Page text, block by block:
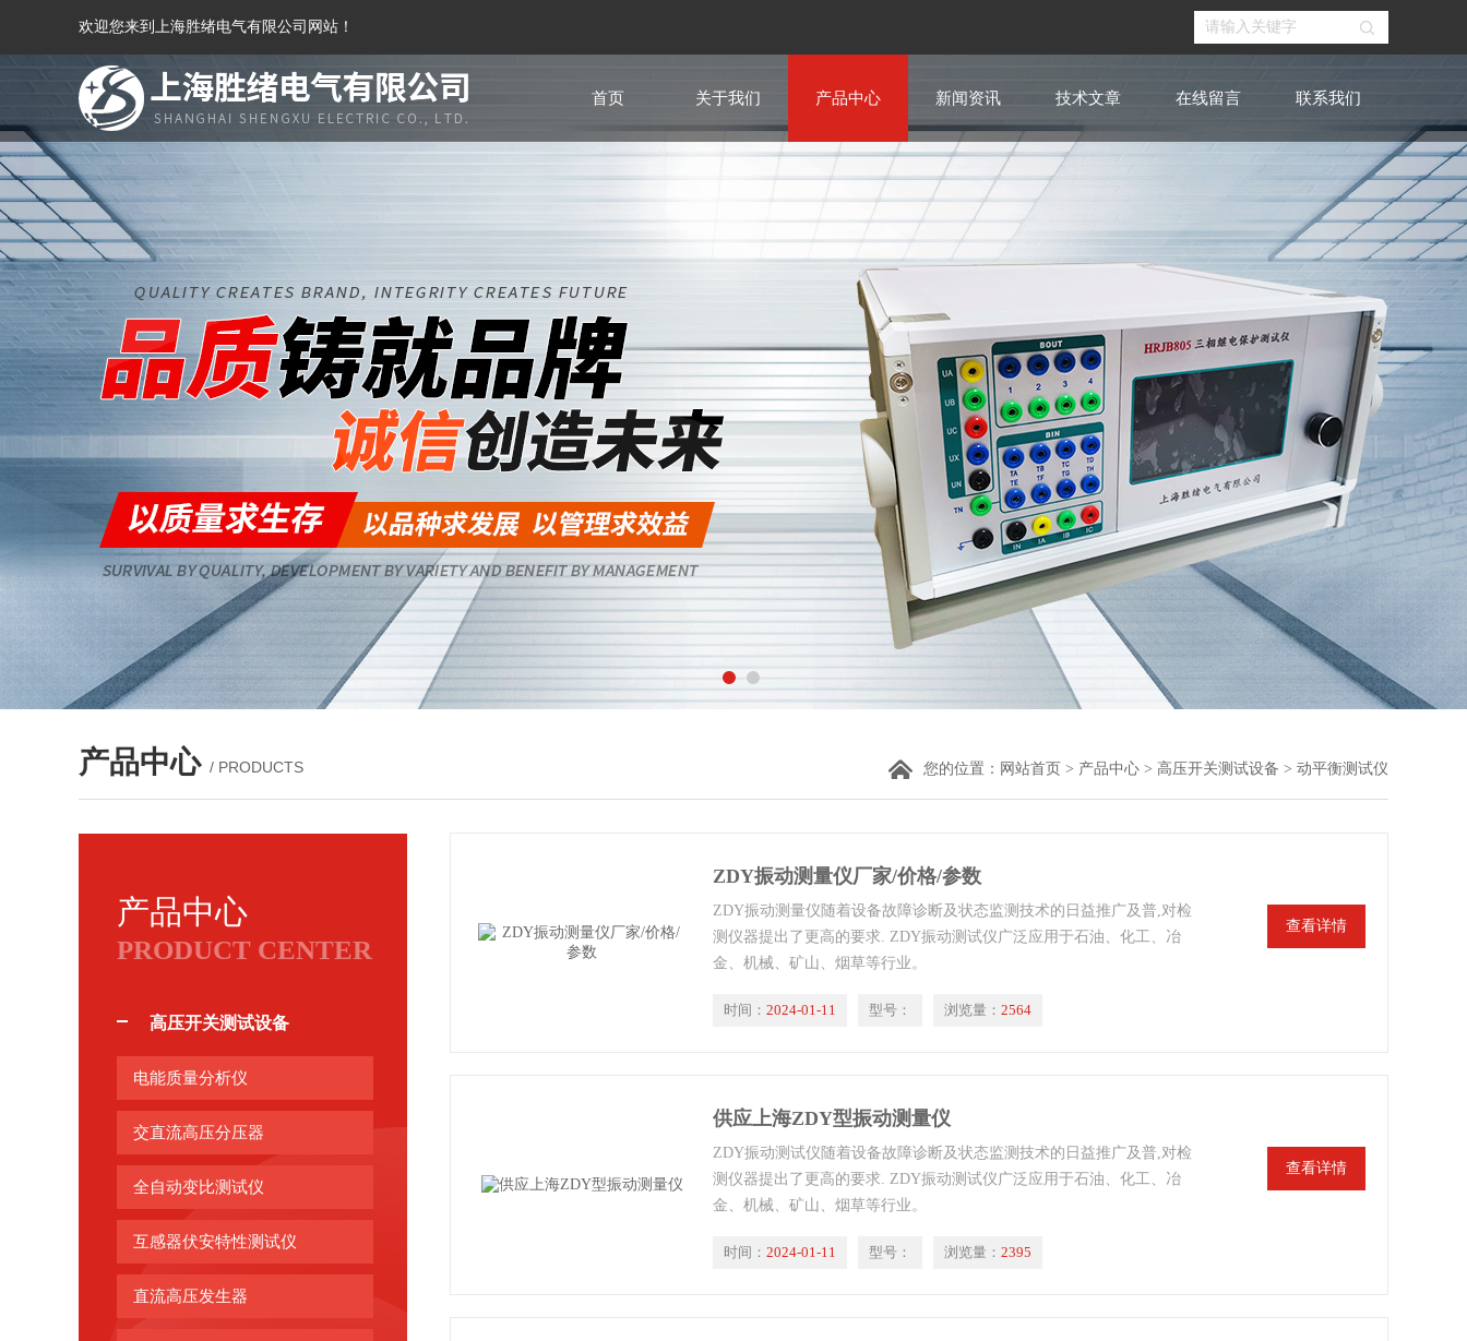
欢迎您来到上海胜绪电气有限公司网站！
首页 关于我们 产品中心 新闻资讯 技术文章 在线留言 联系我们
产品中心 / PRODUCTS 您的位置： 网站首页 > 产品中心 > 高压开关测试设备 > 动平衡测试仪
产品中心
PRODUCT CENTER
高压开关测试设备
电能质量分析仪
交直流高压分压器
全自动变比测试仪
互感器伏安特性测试仪
直流高压发生器
ZDY振动测量仪厂家/价格/参数
ZDY振动测量仪随着设备故障诊断及状态监测技术的日益推广及普,对检
测仪器提出了更高的要求. ZDY振动测试仪广泛应用于石油、化工、冶
金、机械、矿山、烟草等行业。
时间： 2024-01-11 型号： 浏览量： 2564
查看详情
供应上海ZDY型振动测量仪
ZDY振动测试仪随着设备故障诊断及状态监测技术的日益推广及普,对检
测仪器提出了更高的要求. ZDY振动测试仪广泛应用于石油、化工、冶
金、机械、矿山、烟草等行业。
时间： 2024-01-11 型号： 浏览量： 2395
查看详情